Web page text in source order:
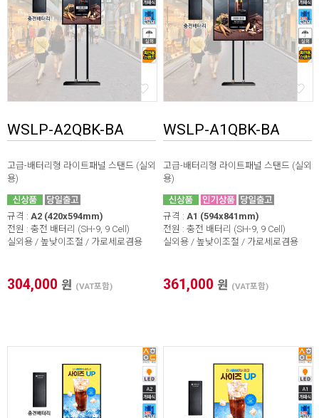
WSLP-A2QBK-BA
고급-배터리형 라이트패널 스탠드 (실외
용)
규격 : A2 (420x594mm)
전원 : 충전 배터리 (SH-9, 9 Cell)
실외용 / 높낮이조절 / 가로세로겸용
304,000 원 (VAT포함)
WSLP-A1QBK-BA
고급-배터리형 라이트패널 스탠드 (실외
용)
규격 : A1 (594x841mm)
전원 : 충전 배터리 (SH-9, 9 Cell)
실외용 / 높낮이조절 / 가로세로겸용
361,000 원 (VAT포함)